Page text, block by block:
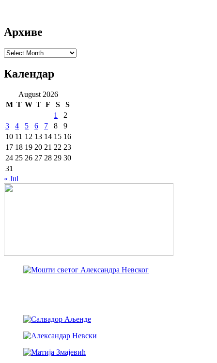
Архиве
Архиве
Календар
August 2026
M T W T F S
S
1
2
3
4 5 6 7 8
9
10 11 12 13 14 15 16
17 18 19 20 21 22 23
24 25 26 27 28 29 30
31
« Jul